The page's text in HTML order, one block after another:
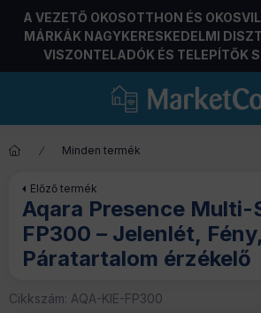
A VEZETŐ OKOSOTTHON ÉS
MÁRKÁK NAGYKERESKEDELMI
VISZONTELADÓK ÉS TELEPÍTŐK
Minden termék
Előző termék
Aqara Presence Multi-
FP300 – Jelenlét,
Páratartalom érzékelő
Cikkszám: AQA-KIE-FP300